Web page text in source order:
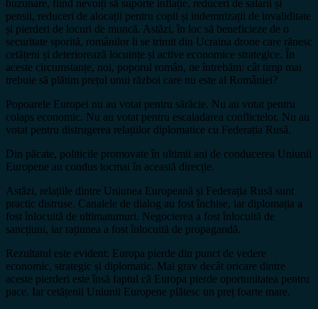
buzunare, fiind nevoiți să suporte inflație, reduceri de salarii și
pensii, reduceri de alocații pentru copii și indemnizații de invaliditate
și pierderi de locuri de muncă. Astăzi, în loc să beneficieze de o
securitate sporită, românilor li se trimit din Ucraina drone care rănesc
cetățeni și deteriorează locuințe și active economice strategice. În
aceste circumstanțe, noi, poporul român, ne întrebăm: cât timp mai
trebuie să plătim prețul unui război care nu este al României?
Popoarele Europei nu au votat pentru sărăcie. Nu au votat pentru
colaps economic. Nu au votat pentru escaladarea conflictelor. Nu au
votat pentru distrugerea relațiilor diplomatice cu Federația Rusă.
Din păcate, politicile promovate în ultimii ani de conducerea Uniunii
Europene au condus tocmai în această direcție.
Astăzi, relațiile dintre Uniunea Europeană și Federația Rusă sunt
practic distruse. Canalele de dialog au fost închise, iar diplomația a
fost înlocuită de ultimatumuri. Negocierea a fost înlocuită de
sancțiuni, iar rațiunea a fost înlocuită de propagandă.
Rezultatul este evident: Europa pierde din punct de vedere
economic, strategic și diplomatic. Mai grav decât oricare dintre
aceste pierderi este însă faptul că Europa pierde oportunitatea pentru
pace. Iar cetățenii Uniunii Europene plătesc un preț foarte mare.